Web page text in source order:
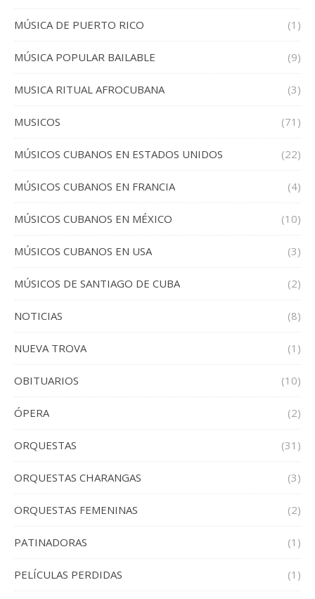
MÚSICA DE PUERTO RICO (1)
MÚSICA POPULAR BAILABLE (9)
MUSICA RITUAL AFROCUBANA (3)
MUSICOS (71)
MÚSICOS CUBANOS EN ESTADOS UNIDOS (22)
MÚSICOS CUBANOS EN FRANCIA (4)
MÚSICOS CUBANOS EN MÉXICO (10)
MÚSICOS CUBANOS EN USA (3)
MÚSICOS DE SANTIAGO DE CUBA (2)
NOTICIAS (8)
NUEVA TROVA (1)
OBITUARIOS (10)
ÓPERA (2)
ORQUESTAS (31)
ORQUESTAS CHARANGAS (3)
ORQUESTAS FEMENINAS (2)
PATINADORAS (1)
PELÍCULAS PERDIDAS (1)